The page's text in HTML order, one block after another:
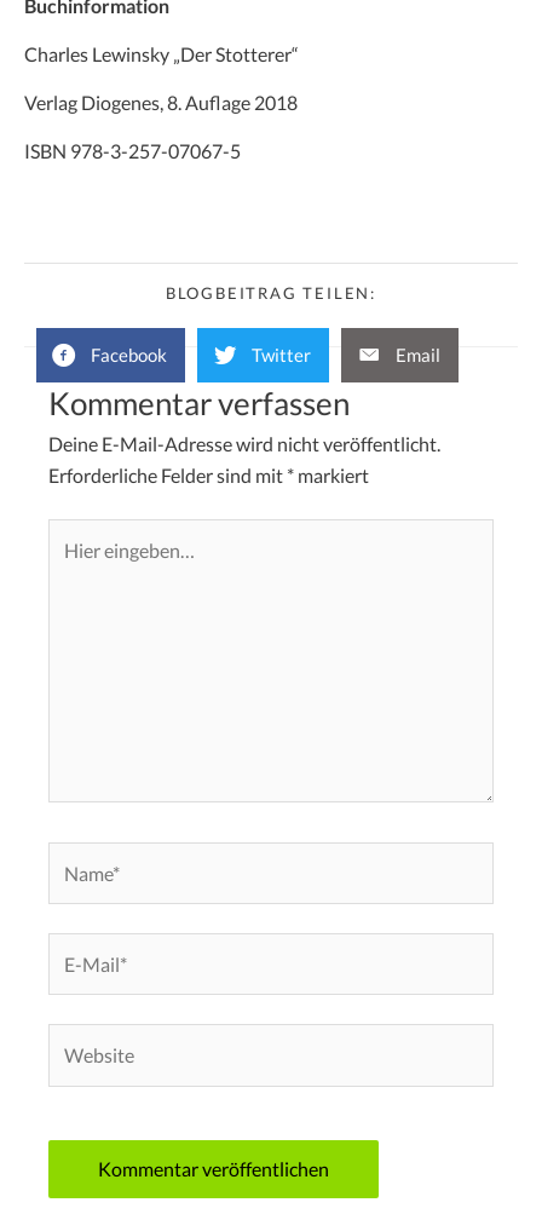
Buchinformation
Charles Lewinsky „Der Stotterer“
Verlag Diogenes, 8. Auflage 2018
ISBN 978-3-257-07067-5
BLOGBEITRAG TEILEN:
Facebook Twitter Email
Kommentar verfassen
Deine E-Mail-Adresse wird nicht veröffentlicht.
Erforderliche Felder sind mit * markiert
eingeben…
Mail*